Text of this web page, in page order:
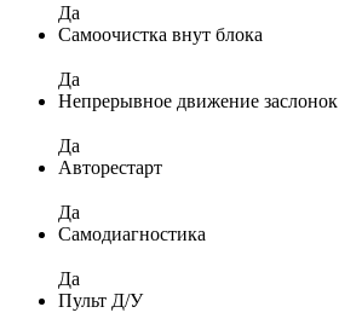
Да
Самоочистка внут блока
Да
Непрерывное движение заслонок
Да
Авторестарт
Да
Самодиагностика
Да
Пульт Д/У